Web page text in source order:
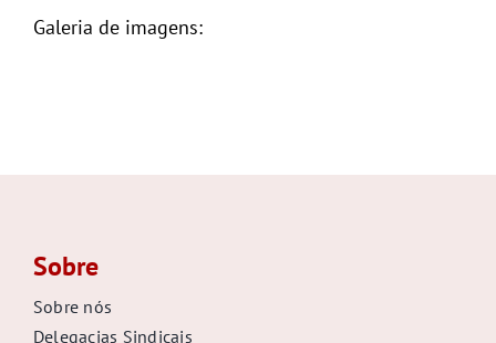
Galeria de imagens:
Sobre
Sobre nós
Delegacias Sindicais